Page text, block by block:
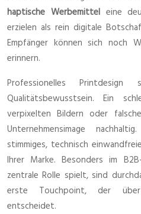
haptische Werbemitteleine
erzielen als rein digitale
Empfänger können sich noch
erinnern.
Professionelles
Qualitätsbewusstsein. Ein
verpixelten Bildern oder
Unternehmensimage
stimmiges, technisch
Ihrer Marke. Besonders im
zentrale Rolle spielt, sind
erste Touchpoint, der über
entscheidet.